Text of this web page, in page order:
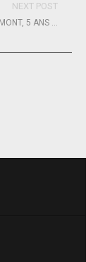
NEXT POST
MAXIME BEAUMONT, 5 ANS POUR 35 SECONDES